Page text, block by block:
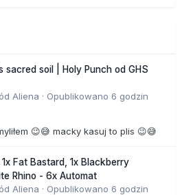
sacred soil | Holy Punch od GHS
Aliena · Opublikowano 6 godzin
😉😅 macky kasuj to plis 😉😅
Fat Bastard, 1x Blackberry
Rhino - 6x Automat
Aliena · Opublikowano 6 godzin